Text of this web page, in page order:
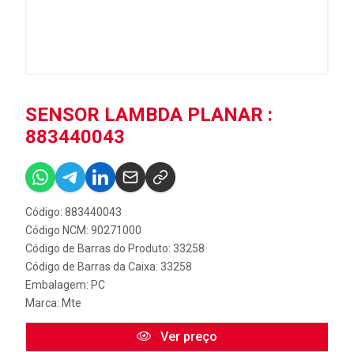
SENSOR LAMBDA PLANAR :
883440043
Código: 883440043
Código NCM: 90271000
Código de Barras do Produto: 33258
Código de Barras da Caixa: 33258
Embalagem: PC
Marca: Mte
Ver preço